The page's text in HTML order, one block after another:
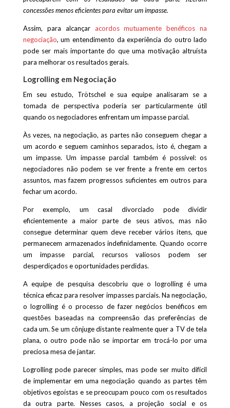
concessões menos eficientes para evitar um impasse.
Assim, para alcançar acordos mutuamente benéficos na
negociação, um entendimento da experiência do outro lado
pode ser mais importante do que uma motivação altruísta
para melhorar os resultados gerais.
Logrolling em Negociação
Em seu estudo, Trötschel e sua equipe analisaram se a
tomada de perspectiva poderia ser particularmente útil
quando os negociadores enfrentam um impasse parcial.
Às vezes, na negociação, as partes não conseguem chegar a
um acordo e seguem caminhos separados, isto é, chegam a
um impasse. Um impasse parcial também é possível: os
negociadores não podem se ver frente a frente em certos
assuntos, mas fazem progressos suficientes em outros para
fechar um acordo.
Por exemplo, um casal divorciado pode dividir
eficientemente a maior parte de seus ativos, mas não
consegue determinar quem deve receber vários itens, que
permanecem armazenados indefinidamente. Quando ocorre
um impasse parcial, recursos valiosos podem ser
desperdiçados e oportunidades perdidas.
A equipe de pesquisa descobriu que o logrolling é uma
técnica eficaz para resolver impasses parciais. Na negociação,
o logrolling é o processo de fazer negócios benéficos em
questões baseadas na compreensão das preferências de
cada um. Se um cônjuge distante realmente quer a TV de tela
plana, o outro pode não se importar em trocá-lo por uma
preciosa mesa de jantar.
Logrolling pode parecer simples, mas pode ser muito difícil
de implementar em uma negociação quando as partes têm
objetivos egoístas e se preocupam pouco com os resultados
da outra parte. Nesses casos, a projeção social e os